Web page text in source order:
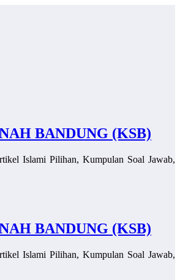
BANDUNG (KSB)
Islami Pilihan, Kumpulan Soal Jawab,
BANDUNG (KSB)
Islami Pilihan, Kumpulan Soal Jawab,